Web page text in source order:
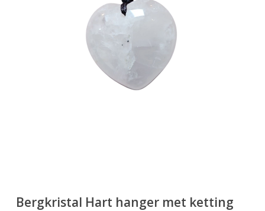
Bergkristal Hart hanger met ketting